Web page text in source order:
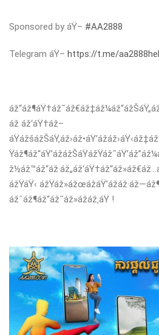
Sponsored by áŸ– #AA2888
Telegram áŸ– https://t.me/
áž áž‘áŸ†áž–
ážŸáŸ‹
ážˆáž¶áž“áž˜áž»ážáž‚áŸ !